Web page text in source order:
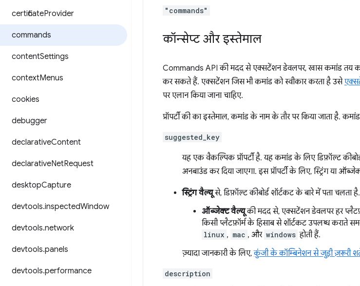
certificateProvider
commands
contentSettings
contextMenus
cookies
debugger
declarativeContent
declarativeNetRequest
desktopCapture
devtools.inspectedWindow
devtools.network
devtools.panels
devtools.performance
"commands"
कॉन्सेप्ट और इस्तेमाल
Commands API की मदद से एक्सटेंशन डेवलपर, खास कमांड तय
कर सकते हैं. एक्सटेंशन जिस भी कमांड को स्वीकार करता है उसे
पर एलान किया जाना चाहिए.
प्रॉपर्टी की का इस्तेमाल, कमांड के नाम के तौर पर किया जाता है.
suggested_key
यह एक वैकल्पिक प्रॉपर्टी है. यह कमांड के लिए डिफ़ॉल्ट
अनबाउंड कर दिया जाएगा. इस प्रॉपर्टी के लिए, स्ट्रिंग या
स्ट्रिंग वैल्यूसे, डिफ़ॉल्ट कीबोर्ड शॉर्टकट के बारे में पता चलता
ऑब्जेक्ट वैल्यूकी मदद से, एक्सटेंशन डेवलपर हर
किसी प्लैटफ़ॉर्म के हिसाब से शॉर्टकट उपलब्ध कराते
linux , mac , और windows होती हैं.
ज़्यादा जानकारी के लिए,कुंजी के कॉम्बिनेशन से जुड़ी ज़रूरी
description